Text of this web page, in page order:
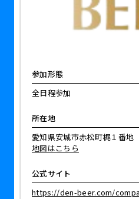
参加形態
全日程参加
所在地
愛知県安城市赤松町梶１番地
地図はこちら
公式サイト
https://den-beer.com/